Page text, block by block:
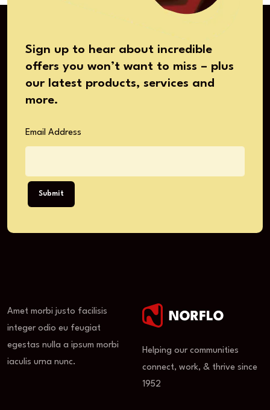
Sign up to hear about incredible
offers you won’t want to miss – plus
our latest products, services and
more.
Email Address
Submit
Amet morbi justo facilisis
integer odio eu feugiat
egestas nulla a ipsum morbi
iaculis urna nunc.
Helping our communities
connect, work, & thrive since
1952